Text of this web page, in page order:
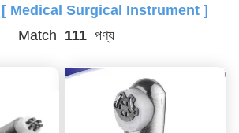
[ Medical Surgical Instrument ]
Match 111 পণ্য